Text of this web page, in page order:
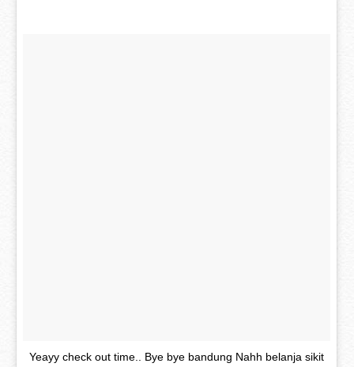
Yeayy check out time.. Bye bye bandung Nahh belanja sikit